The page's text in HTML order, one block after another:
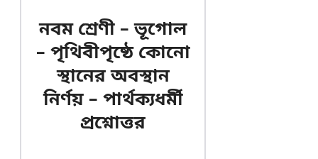
নবম শ্রেণী – ভূগোল
– পৃথিবীপৃষ্ঠে কোনো
স্থানের অবস্থান
নির্ণয় – পার্থক্যধর্মী
প্রশ্নোত্তর